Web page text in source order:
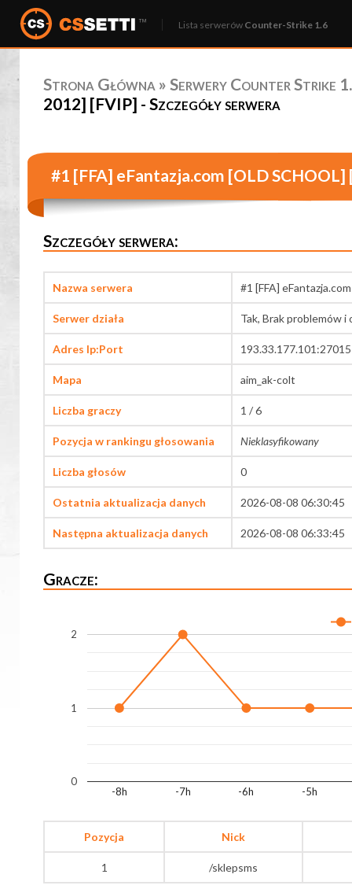
Lista serwerów Counter-Strike 1.6
Strona Główna » Serwery Counter Strike
2012] [FVIP] - Szczegóły serwera
#1 [FFA] eFantazja.com [OLD
Szczegóły serwera:
Nazwa serwera #1 [FFA]
Serwer działa Tak, Brak problemów i
Adres Ip:Port 193.33.177.101:27015
Mapa aim_ak-colt
Liczba graczy 1 / 6
Pozycja w rankingu głosowania Nieklasyfikowany
Liczba głosów 0
Ostatnia aktualizacja danych 2026-08-08 06:30:45
Następna aktualizacja danych 2026-08-08 06:33:45
Gracze:
-8h -7h -6h -5h
0
1
2
Pozycja Nick
1 /sklepsms